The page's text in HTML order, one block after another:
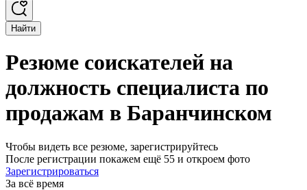
Найти
Резюме соискателей на
должность специалиста по
продажам в Баранчинском
Чтобы видеть все резюме, зарегистрируйтесь
После регистрации покажем ещё 55 и откроем фото
Зарегистрироваться
За всё время